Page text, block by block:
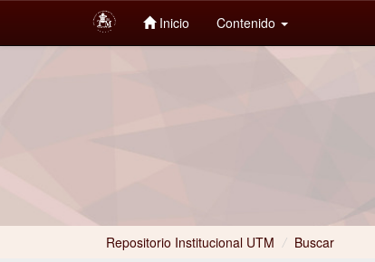
Inicio Contenido
Repositorio Institucional UTM / Buscar